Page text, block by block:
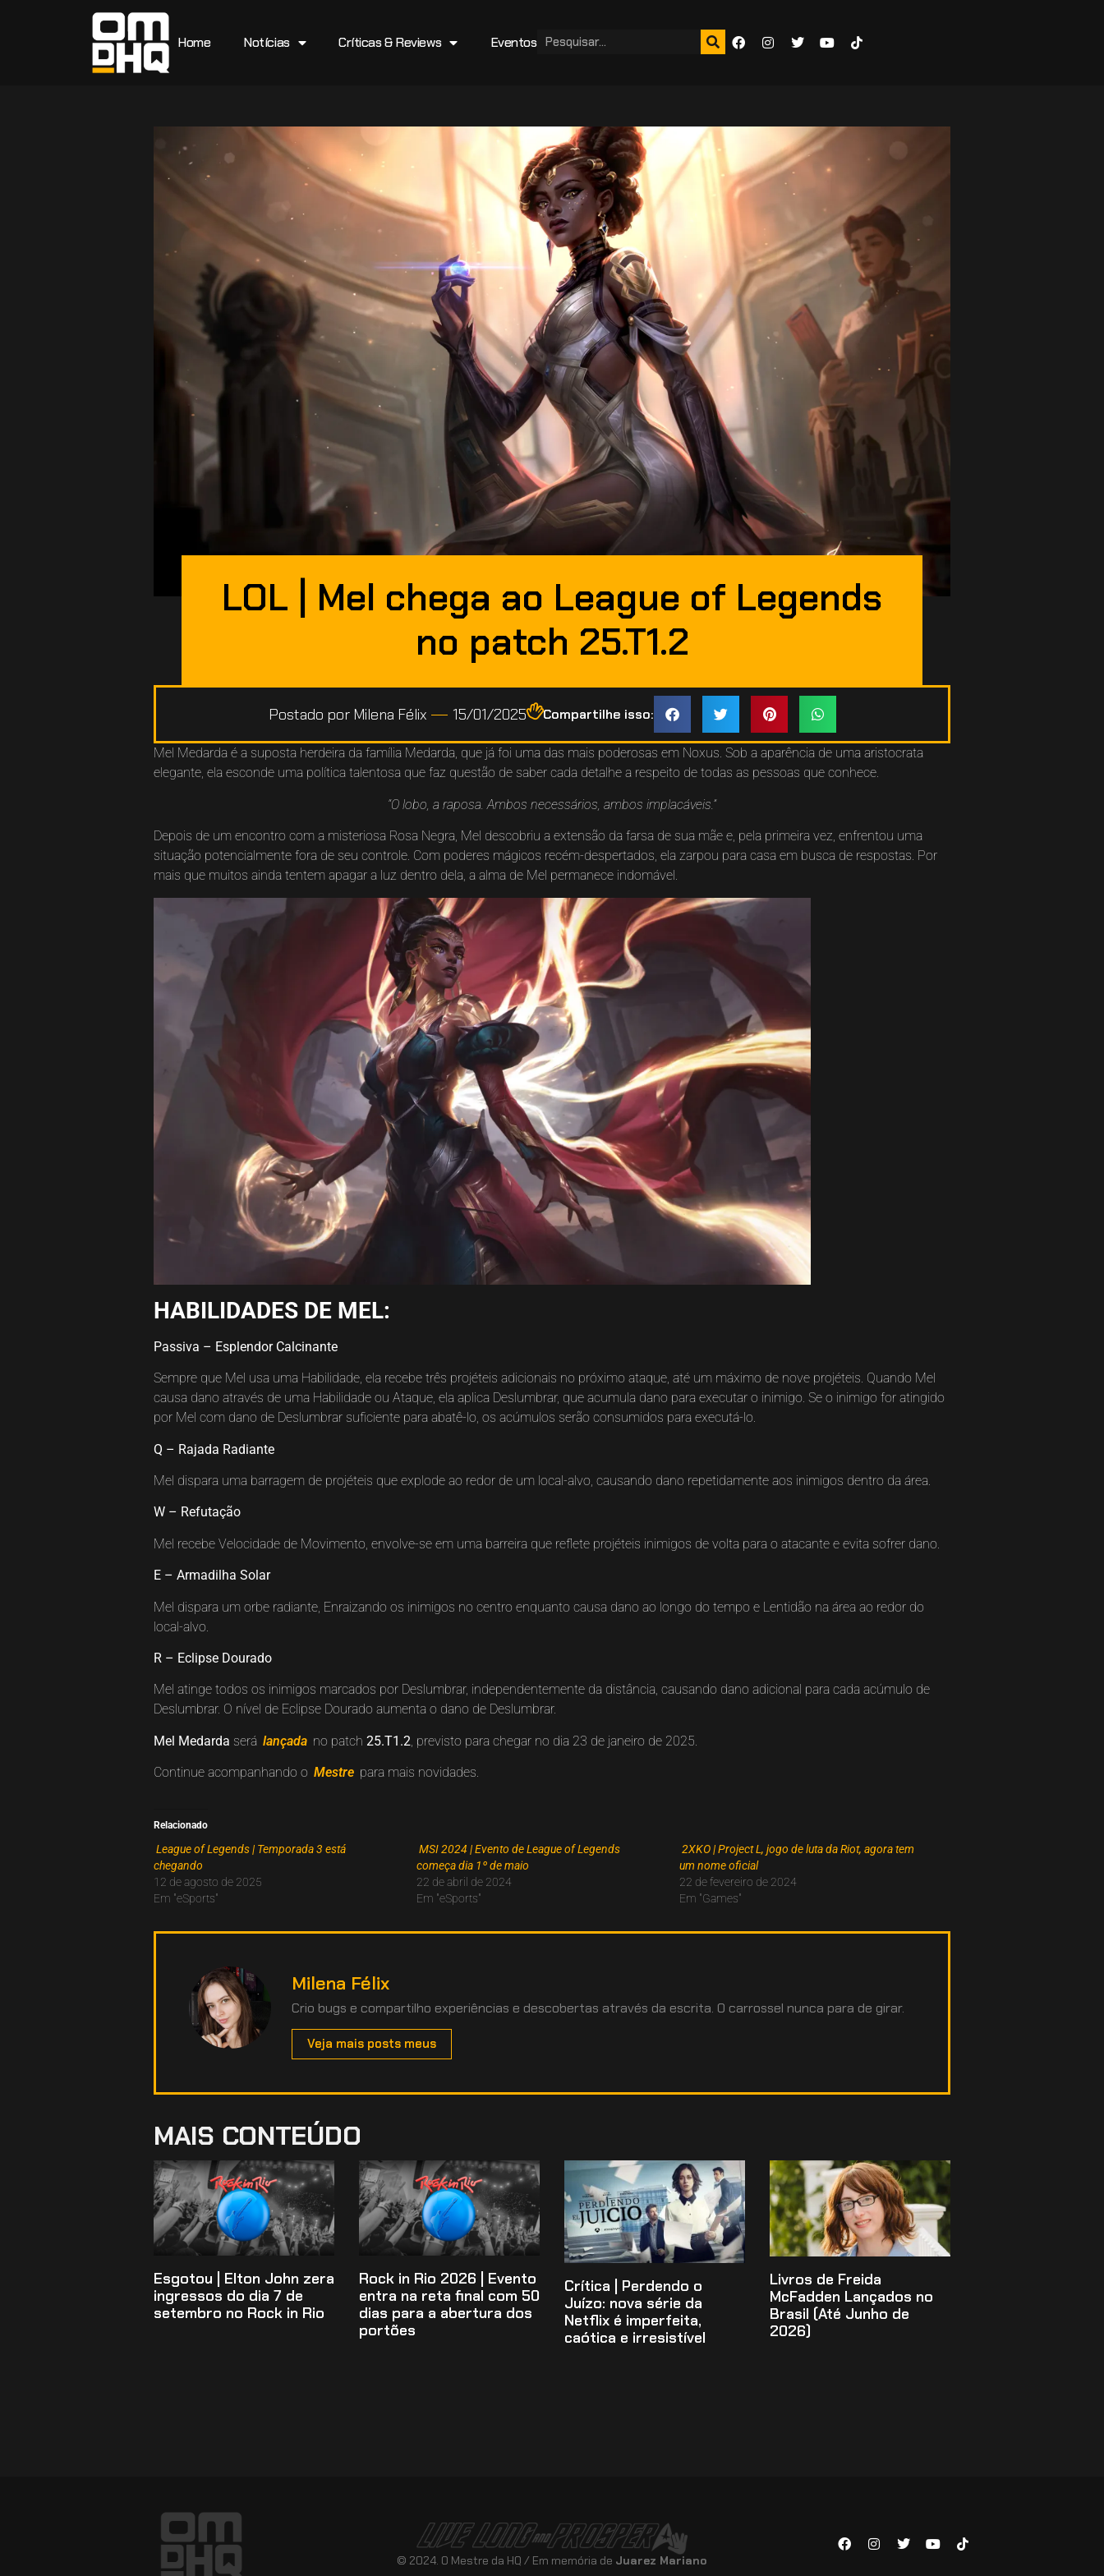
Home Notícias Críticas & Reviews Eventos
LOL | Mel chega ao League of Legends
no patch 25.T1.2
Postado por Milena Félix 15/01/2025 Compartilhe isso:
Mel Medarda é a suposta herdeira da família Medarda, que já foi uma das mais poderosas em Noxus. Sob a aparência de uma aristocrata
elegante, ela esconde uma política talentosa que faz questão de saber cada detalhe a respeito de todas as pessoas que conhece.
“O lobo, a raposa. Ambos necessários, ambos implacáveis.”
Depois de um encontro com a misteriosa Rosa Negra, Mel descobriu a extensão da farsa de sua mãe e, pela primeira vez, enfrentou uma
situação potencialmente fora de seu controle. Com poderes mágicos recém-despertados, ela zarpou para casa em busca de respostas. Por
mais que muitos ainda tentem apagar a luz dentro dela, a alma de Mel permanece indomável.
HABILIDADES DE MEL:
Passiva – Esplendor Calcinante
Sempre que Mel usa uma Habilidade, ela recebe três projéteis adicionais no próximo ataque, até um máximo de nove projéteis. Quando Mel
causa dano através de uma Habilidade ou Ataque, ela aplica Deslumbrar, que acumula dano para executar o inimigo. Se o inimigo for atingido
por Mel com dano de Deslumbrar suficiente para abatê-lo, os acúmulos serão consumidos para executá-lo.
Q – Rajada Radiante
Mel dispara uma barragem de projéteis que explode ao redor de um local-alvo, causando dano repetidamente aos inimigos dentro da área.
W – Refutação
Mel recebe Velocidade de Movimento, envolve-se em uma barreira que reflete projéteis inimigos de volta para o atacante e evita sofrer dano.
E – Armadilha Solar
Mel dispara um orbe radiante, Enraizando os inimigos no centro enquanto causa dano ao longo do tempo e Lentidão na área ao redor do
local-alvo.
R – Eclipse Dourado
Mel atinge todos os inimigos marcados por Deslumbrar, independentemente da distância, causando dano adicional para cada acúmulo de
Deslumbrar. O nível de Eclipse Dourado aumenta o dano de Deslumbrar.
Mel Medarda será lançada no patch 25.T1.2 , previsto para chegar no dia 23 de janeiro de 2025.
Continue acompanhando o Mestre para mais novidades.
Relacionado
League of Legends | Temporada 3 está
chegando
12 de agosto de 2025
Em "eSports"
MSI 2024 | Evento de League of Legends
começa dia 1º de maio
22 de abril de 2024
Em "eSports"
2XKO | Project L, jogo de luta da Riot, agora tem
um nome oficial
22 de fevereiro de 2024
Em "Games"
Milena Félix
Crio bugs e compartilho experiências e descobertas através da escrita. O carrossel nunca para de girar.
Veja mais posts meus
MAIS CONTEÚDO
Esgotou | Elton John zera
ingressos do dia 7 de
setembro no Rock in Rio
Rock in Rio 2026 | Evento
entra na reta final com 50
dias para a abertura dos
portões
Crítica | Perdendo o
Juízo: nova série da
Netflix é imperfeita,
caótica e irresistível
Livros de Freida
McFadden Lançados no
Brasil (Até Junho de
2026)
© 2024. O Mestre da HQ / Em memória de Juarez Mariano